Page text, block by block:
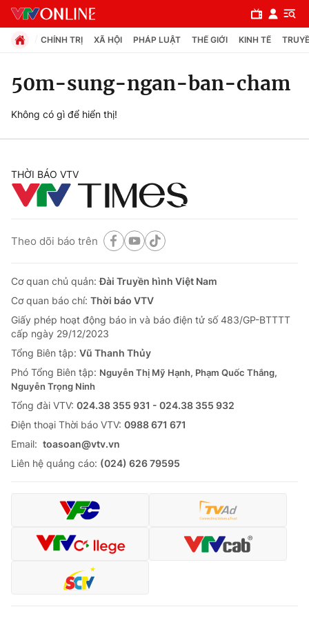
Chuyên mục
Chính trị
Xã hội
Thế giới
Tin tức
Thế giới đó đây
Câu chuyện quốc tế
Kinh tế
Tài chính
Thị trường
Góc doanh nghiệp
Dữ liệu và đời sống
Truyền hình
Phim VTV
Giải trí
Đời sống
Làm đẹp
Chất lượng cuộc sống
Giáo dục
Học trực tuyến
Công nghệ
CHÍNH TRỊ XÃ HỘI PHÁP LUẬT THẾ GIỚI KINH TẾ
50m-sung-ngan-ban-cham
Không có gì để hiển thị!
THỜI BÁO VTV
Theo dõi báo trên
Cơ quan chủ quản:Đài Truyền hình Việt Nam
Cơ quan báo chí: Thời báo VTV
Giấy phép hoạt động báo in và báo điện tử số 483/GP-BTTTT
cấp ngày 29/12/2023
Tổng Biên tập: Vũ Thanh Thủy
Phó Tổng Biên tập: Nguyễn Thị Mỹ Hạnh, Phạm Quốc Thắng,
Nguyễn Trọng Ninh
Tổng đài VTV: 024.38 355 931 - 024.38 355 932
Ðiện thoại Thời báo VTV: 0988 671 671
Email: toasoan@vtv.vn
Liên hệ quảng cáo: (024) 626 79595